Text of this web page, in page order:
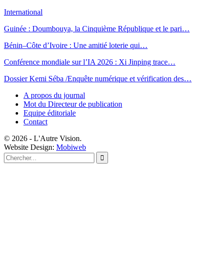
International
Guinée : Doumbouya, la Cinquième République et le pari…
Bénin–Côte d’Ivoire : Une amitié loterie qui…
Conférence mondiale sur l’IA 2026 : Xi Jinping trace…
Dossier Kemi Séba /Enquête numérique et vérification des…
A propos du journal
Mot du Directeur de publication
Equipe éditoriale
Contact
© 2026 - L'Autre Vision.
Website Design: Mobiweb